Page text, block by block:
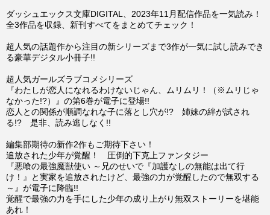
ダッシュエックス文庫DIGITAL、2023年11月配信作品を一気読み！
全3作品を収録、新刊すべてをまとめてチェック！
超人気の話題作から注目の新シリーズまで3作が一気に試し読みでき
る豪華デジタル小冊子!!
超人気ガールズラブコメシリーズ
『わたしが恋人になれるわけないじゃん、ムリムリ！（※ムリじゃ
なかった!?）』の第6巻が電子に登場!!
恋人との関係が順調なれな子に落とし穴が!? 姉妹の絆が試され
る!? 是非、読み逃しなく!!
編集部期待の新作2作もご期待下さい！
追放された少年が覚醒！ 圧倒的下克上ファンタジー
『悪喰の最強魔獣使い ～兄のせいで『加護なしの無能は出て行
け！』と実家を追放されたけど、最強の力が覚醒したので無双する
～』が電子に降臨!!
覚醒で最強の力を手にした少年の成り上がり無双ストーリーを堪能
あれ！